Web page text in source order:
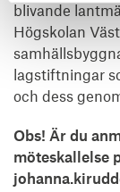
blivande
Högskolan
lagstiftningar
och dess
Obs! Är du
möteskallelse